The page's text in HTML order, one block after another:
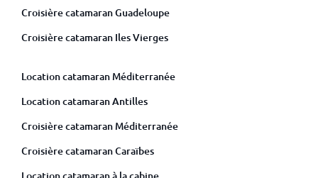
Croisière catamaran Guadeloupe
Croisière catamaran Iles Vierges
Location catamaran Méditerranée
Location catamaran Antilles
Croisière catamaran Méditerranée
Croisière catamaran Caraïbes